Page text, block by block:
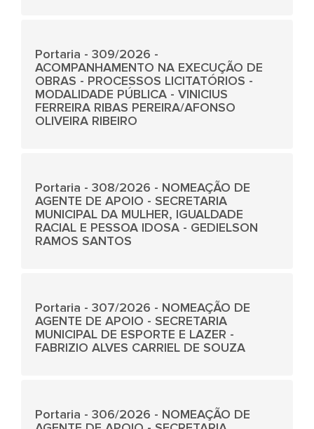
Portaria - 309/2026 -
ACOMPANHAMENTO NA EXECUÇÃO DE
OBRAS - PROCESSOS LICITATÓRIOS -
MODALIDADE PÚBLICA - VINICIUS
FERREIRA RIBAS PEREIRA/AFONSO
OLIVEIRA RIBEIRO
Portaria - 308/2026 - NOMEAÇÃO DE
AGENTE DE APOIO - SECRETARIA
MUNICIPAL DA MULHER, IGUALDADE
RACIAL E PESSOA IDOSA - GEDIELSON
RAMOS SANTOS
Portaria - 307/2026 - NOMEAÇÃO DE
AGENTE DE APOIO - SECRETARIA
MUNICIPAL DE ESPORTE E LAZER -
FABRIZIO ALVES CARRIEL DE SOUZA
Portaria - 306/2026 - NOMEAÇÃO DE